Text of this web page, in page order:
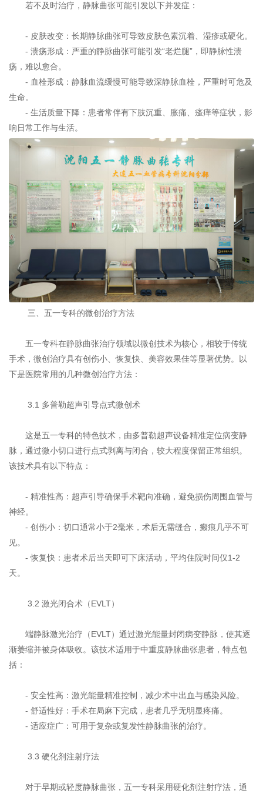
若不及时治疗，静脉曲张可能引发以下并发症：
- 皮肤改变：长期静脉曲张可导致皮肤色素沉着、湿疹或硬化。
- 溃疡形成：严重的静脉曲张可能引发“老烂腿”，即静脉性溃
疡，难以愈合。
- 血栓形成：静脉血流缓慢可能导致深静脉血栓，严重时可危及
生命。
- 生活质量下降：患者常伴有下肢沉重、胀痛、瘙痒等症状，影
响日常工作与生活。
三、五一专科的微创治疗方法
五一专科在静脉曲张治疗领域以微创技术为核心，相较于传统
手术，微创治疗具有创伤小、恢复快、美容效果佳等显著优势。以
下是医院常用的几种微创治疗方法：
3.1 多普勒超声引导点式微创术
这是五一专科的特色技术，由多普勒超声设备精准定位病变静
脉，通过微小切口进行点式剥离与闭合，较大程度保留正常组织。
该技术具有以下特点：
- 精准性高：超声引导确保手术靶向准确，避免损伤周围血管与
神经。
- 创伤小：切口通常小于2毫米，术后无需缝合，瘢痕几乎不可
见。
- 恢复快：患者术后当天即可下床活动，平均住院时间仅1-2
天。
3.2 激光闭合术（EVLT）
端静脉激光治疗（EVLT）通过激光能量封闭病变静脉，使其逐
渐萎缩并被身体吸收。该技术适用于中重度静脉曲张患者，特点包
括：
- 安全性高：激光能量精准控制，减少术中出血与感染风险。
- 舒适性好：手术在局麻下完成，患者几乎无明显疼痛。
- 适应症广：可用于复杂或复发性静脉曲张的治疗。
3.3 硬化剂注射疗法
对于早期或轻度静脉曲张，五一专科采用硬化剂注射疗法，通